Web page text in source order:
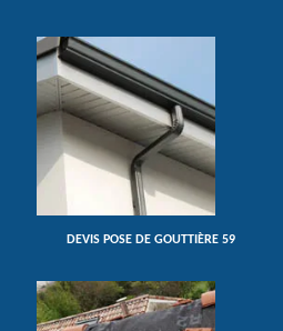
DEVIS POSE DE GOUTTIÈRE 59